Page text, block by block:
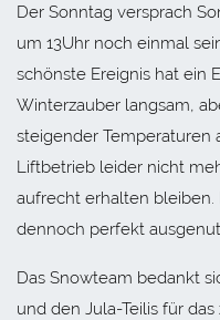
Der Sonntag versprach
um 13Uhr noch einmal
schönste Ereignis hat ein
Winterzauber langsam,
steigender
Liftbetrieb leider nicht
aufrecht erhalten
dennoch perfekt
Das Snowteam bedankt
und den Jula-Teilis für